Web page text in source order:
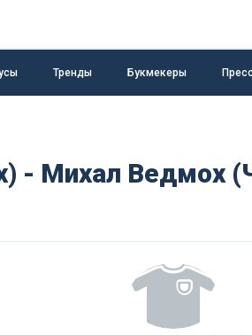
Тренды Букмекеры
- Михал Ведмох